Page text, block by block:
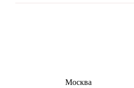
Москва